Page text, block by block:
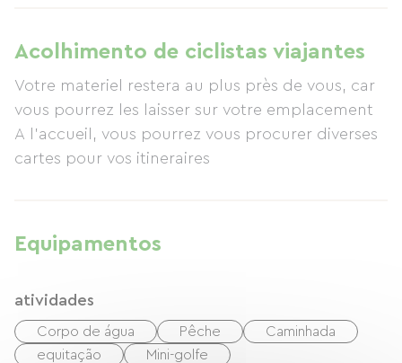
Tranche-sur-Mer.
Acolhimento de ciclistas viajantes
Votre materiel restera au plus près de vous, car
vous pourrez les laisser sur votre emplacement
A l'accueil, vous pourrez vous procurer diverses
cartes pour vos itineraires
Equipamentos
atividades
Corpo de água Pêche
Caminhada
equitação
Mini-golfe